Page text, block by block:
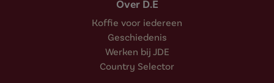
Over D.E
Koffie voor iedereen
Geschiedenis
Werken bij JDE
Country Selector